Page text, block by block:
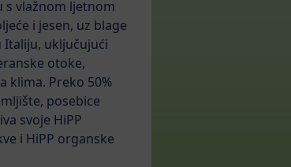
s vlažnom ljetnom
i jesen, uz blage
Italiju, uključujući
otoke,
klima. Preko 50%
posebice
svoje HiPP
i HiPP organske